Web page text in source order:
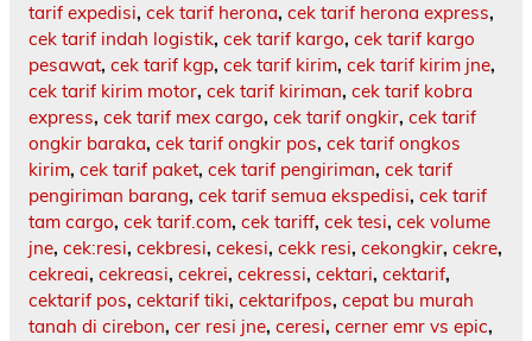
tarif expedisi, cek tarif herona, cek tarif herona express,
cek tarif indah logistik, cek tarif kargo, cek tarif kargo
pesawat, cek tarif kgp, cek tarif kirim, cek tarif kirim jne,
cek tarif kirim motor, cek tarif kiriman, cek tarif kobra
express, cek tarif mex cargo, cek tarif ongkir, cek tarif
ongkir baraka, cek tarif ongkir pos, cek tarif ongkos
kirim, cek tarif paket, cek tarif pengiriman, cek tarif
pengiriman barang, cek tarif semua ekspedisi, cek tarif
tam cargo, cek tarif.com, cek tariff, cek tesi, cek volume
jne, cek:resi, cekbresi, cekesi, cekk resi, cekongkir, cekre,
cekreai, cekreasi, cekrei, cekressi, cektari, cektarif,
cektarif pos, cektarif tiki, cektarifpos, cepat bu murah
tanah di cirebon, cer resi jne, ceresi, cerner emr vs epic,